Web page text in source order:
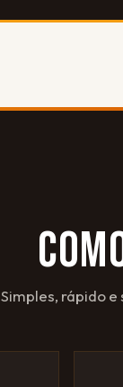
Simples, rápido